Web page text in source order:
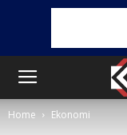
Home Ekonomi